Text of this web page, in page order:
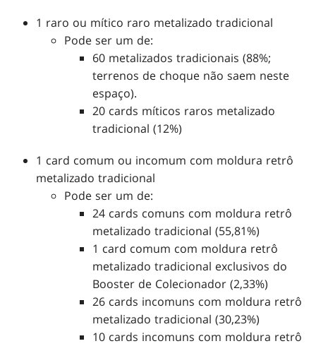
1 raro ou mítico raro metalizado tradicional
Pode ser um de:
60 metalizados tradicionais (88%;
terrenos de choque não saem neste
espaço).
20 cards míticos raros metalizado
tradicional (12%)
1 card comum ou incomum com moldura retrô
metalizado tradicional
Pode ser um de:
24 cards comuns com moldura retrô
metalizado tradicional (55,81%)
1 card comum com moldura retrô
metalizado tradicional exclusivos do
Booster de Colecionador (2,33%)
26 cards incomuns com moldura retrô
metalizado tradicional (30,23%)
10 cards incomuns com moldura retrô